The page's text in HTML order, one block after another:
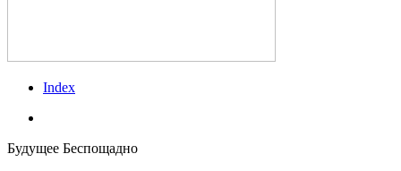
Index
Будущее Беспощадно